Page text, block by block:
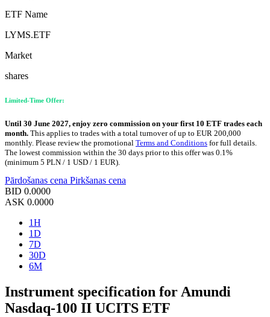
ETF Name
LYMS.ETF
Market
shares
Limited-Time Offer:
Until 30 June 2027, enjoy zero commission on your first 10 ETF trades each
month. This applies to trades with a total turnover of up to EUR 200,000
monthly. Please review the promotional Terms and Conditions for full details.
The lowest commission within the 30 days prior to this offer was 0.1%
(minimum 5 PLN / 1 USD / 1 EUR).
Pārdošanas cena Pirkšanas cena
BID 0.0000
ASK 0.0000
1H
1D
7D
30D
6M
Instrument specification for Amundi
Nasdaq-100 II UCITS ETF